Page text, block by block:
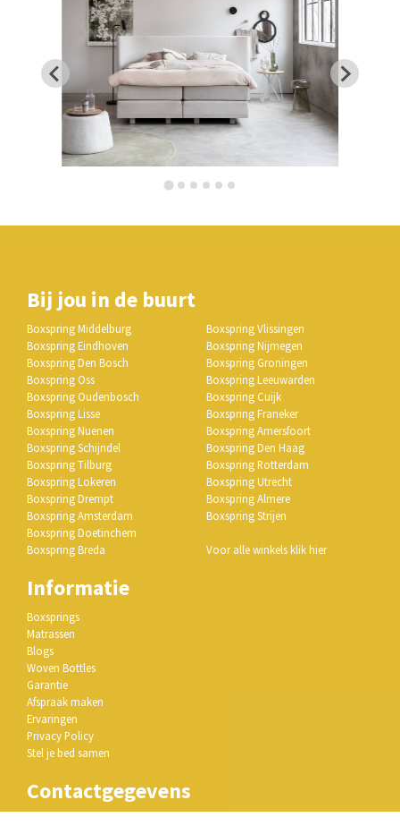
Bij jou in de buurt
Boxspring Middelburg
Boxspring Eindhoven
Boxspring Den Bosch
Boxspring Oss
Boxspring Oudenbosch
Boxspring Lisse
Boxspring Nuenen
Boxspring Schijndel
Boxspring Tilburg
Boxspring Lokeren
Boxspring Drempt
Boxspring Amsterdam
Boxspring Doetinchem
Boxspring Breda
Boxspring Vlissingen
Boxspring Nijmegen
Boxspring Groningen
Boxspring Leeuwarden
Boxspring Cuijk
Boxspring Franeker
Boxspring Amersfoort
Boxspring Den Haag
Boxspring Rotterdam
Boxspring Utrecht
Boxspring Almere
Boxspring Strijen
Voor alle winkels klik hier
Informatie
Boxsprings
Matrassen
Blogs
Woven Bottles
Garantie
Afspraak maken
Ervaringen
Privacy Policy
Stel je bed samen
Contactgegevens